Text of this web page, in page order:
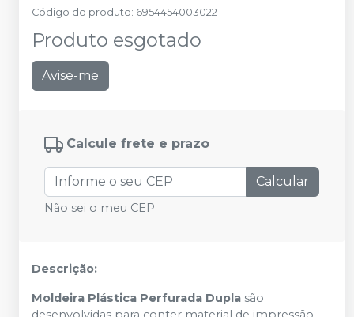
Código do produto: 6954454003022
Produto esgotado
Avise-me
Calcule frete e prazo
Calcular
Não sei o meu CEP
Descrição:
Moldeira Plástica Perfurada Dupla são